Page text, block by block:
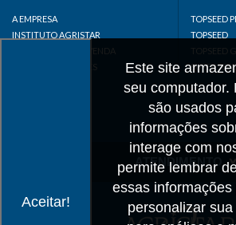
Aceitar!
Este site
seu computador.
são usados
informações
interage com
permite lembrar
essas
personalizar
A EMPRESA
INSTITUTO AGRISTAR
DISTRIBUIDOR/REVENDA
LINKS IMPORTANTES
TOPSEED
TOPSEED
TOPSEED
ATENDIMENTO